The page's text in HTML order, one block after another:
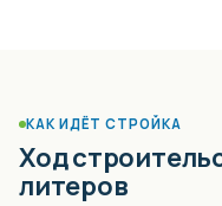
КАК ИДЁТ СТРОЙКА
Ход
литеров